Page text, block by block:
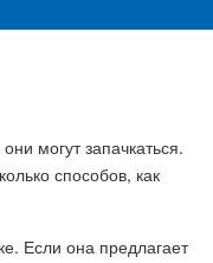
могут запачкаться.
способов, как
Если она предлагает